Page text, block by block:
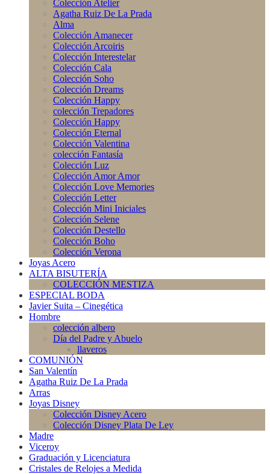
Colección Atelier
Agatha Ruiz De La Prada
Alma
Colección Amanecer
Colección Arcoiris
Colección Interestelar
Colección Cala
Colección Soho
Colección Dreams
Colección Happy
colección Trepadores
Colección Happy
Colección Eternal
Colección Valentina
colección Fantasía
Colección Luz
Colección Amor Amor
Colección Love Memories
Colección Letter
Colección Mini Iniciales
Colección Selene
Colección Destello
Colección Boho
Colección Verona
Joyas Acero
ALTA BISUTERÍA
COLECCIÓN MESTIZA
ESPECIAL BODA
Javier Suita – Cinegética
Hombre
colección albero
Día del Padre y Abuelo
llaveros
COMUNIÓN
San Valentín
Agatha Ruiz De La Prada
Arras
Joyas Disney
Colección Disney Acero
Colección Disney Plata De Ley
Madre
Viceroy
Graduación y Licenciatura
Cristales de Relojes a Medida